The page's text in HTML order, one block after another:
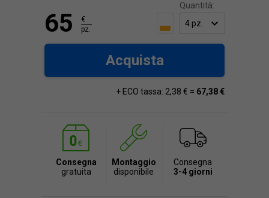
Quantità:
65
€
pz.
Acquista
+ ECO tassa: 2,38 € = 67,38 €
Consegna
gratuita
Montaggio
disponibile
Consegna
3-4 giorni